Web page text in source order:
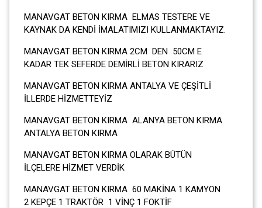
MANAVGAT BETON KIRMA ELMAS TESTERE VE
KAYNAK DA KENDİ İMALATIMIZI KULLANMAKTAYIZ.
MANAVGAT BETON KIRMA 2CM DEN 50CM E
KADAR TEK SEFERDE DEMİRLİ BETON KIRARIZ
MANAVGAT BETON KIRMA ANTALYA VE ÇEŞİTLİ
İLLERDE HİZMETTEYİZ
MANAVGAT BETON KIRMA ALANYA BETON KIRMA
ANTALYA BETON KIRMA
MANAVGAT BETON KIRMA OLARAK BÜTÜN
İLÇELERE HİZMET VERDİK
MANAVGAT BETON KIRMA 60 MAKİNA 1 KAMYON
2 KEPÇE 1 TRAKTÖR 1 VİNÇ 1 FOKTİF